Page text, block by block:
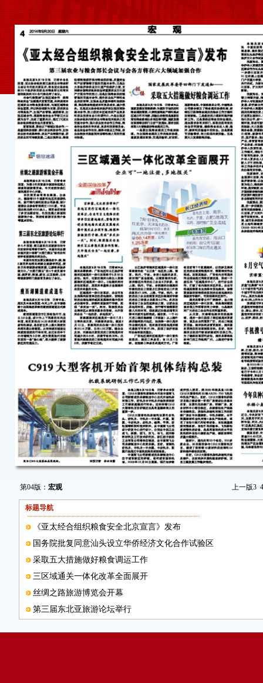
第04版： 宏观 上一版3 4
标题导航
《亚太经合组织粮食安全北京宣言》发布
国务院批复同意汕头设立华侨经济文化合作试验区
采取五大措施做好粮食调运工作
三区域通关一体化改革全面展开
丝绸之路旅游博览会开幕
第三届东北亚旅游论坛举行